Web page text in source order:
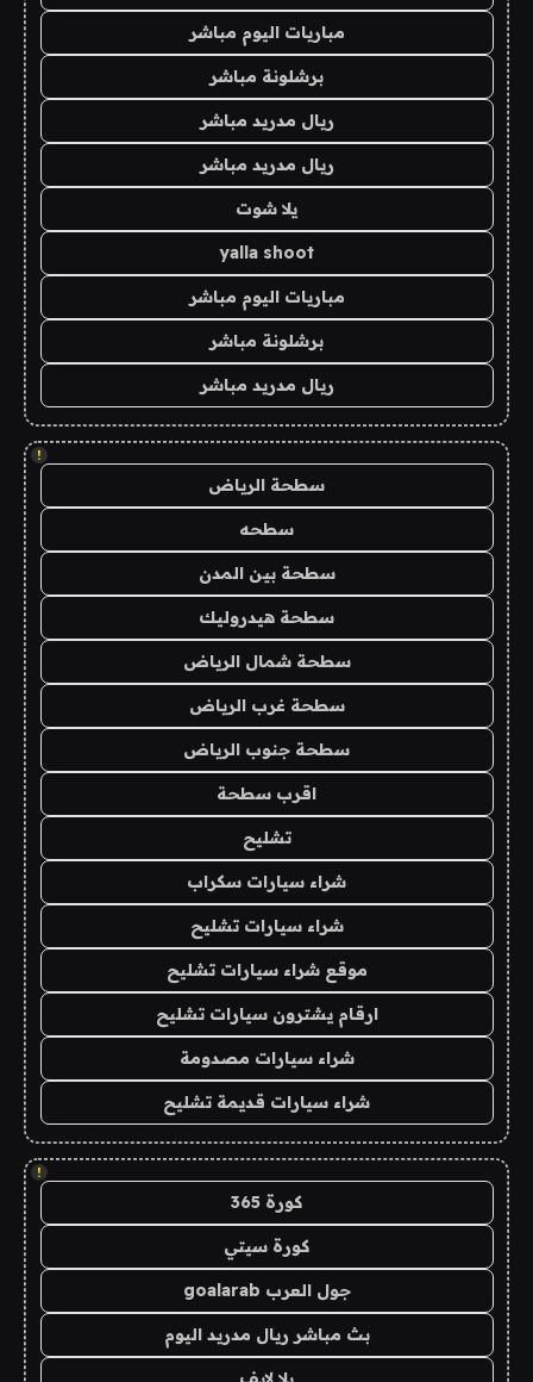
مباريات اليوم مباشر
برشلونة مباشر
ريال مدريد مباشر
ريال مدريد مباشر
يلا شوت
yalla shoot
مباريات اليوم مباشر
برشلونة مباشر
ريال مدريد مباشر
!
سطحة الرياض
سطحه
سطحة بين المدن
سطحة هيدروليك
سطحة شمال الرياض
سطحة غرب الرياض
سطحة جنوب الرياض
اقرب سطحة
تشليح
شراء سيارات سكراب
شراء سيارات تشليح
موقع شراء سيارات تشليح
ارقام يشترون سيارات تشليح
شراء سيارات مصدومة
شراء سيارات قديمة تشليح
!
كورة 365
كورة سيتي
جول العرب goalarab
بث مباشر ريال مدريد اليوم